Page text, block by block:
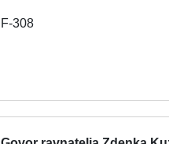
F-308